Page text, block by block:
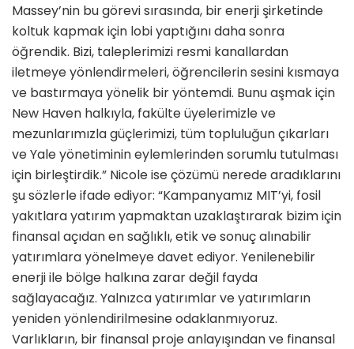
Massey’nin bu görevi sırasın­da, bir enerji şirketinde
koltuk kapmak için lobi yaptığını daha sonra
öğrendik. Bizi, taleplerimizi resmi kanallardan
iletmeye yönlendirmeleri, öğrencilerin sesini kısmaya
ve bastırmaya yönelik bir yöntemdi. Bunu aşmak için
New Haven halkıyla, fakülte üyelerimizle ve
mezunlarımızla güçlerimizi, tüm topluluğun çıkarları
ve Yale yönetimi­nin eylemlerinden sorumlu tutulması
için birleştirdik.” Nicole ise çözümü nerede aradıklarını
şu sözlerle ifade ediyor: “Kampanyamız MIT’yi, fosil
yakıtlara yatırım yapmaktan uzaklaştı­rarak bizim için
finansal açıdan en sağ­lıklı, etik ve sonuç alınabilir
yatırımlara yönelmeye davet ediyor. Yenilenebilir
enerji ile bölge halkına zarar değil fay­da
sağlayacağız. Yalnızca yatırımlar ve yatırımların
yeniden yönlendirilmesine odaklanmıyoruz.
Varlıkların, bir finan­sal proje anlayışından ve finansal